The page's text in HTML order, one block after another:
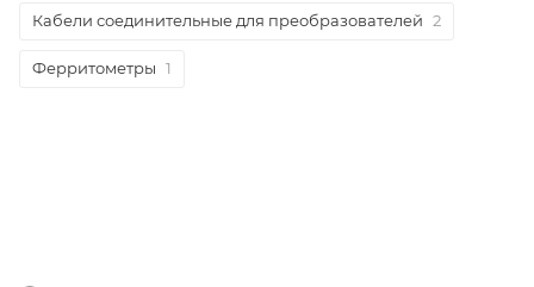
Кабели соединительные для преобразователей 2
Ферритометры 1